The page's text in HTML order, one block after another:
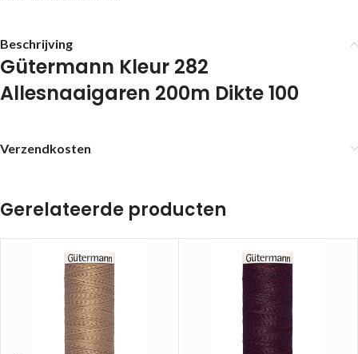
Beschrijving
Gütermann Kleur 282
Allesnaaigaren 200m Dikte 100
Verzendkosten
Gerelateerde producten